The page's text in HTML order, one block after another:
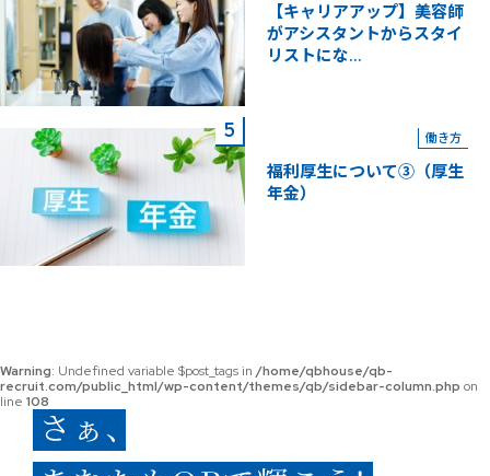
【キャリアアップ】美容師
がアシスタントからスタイ
リストにな...
働き方
福利厚生について③（厚生
年金）
Warning: Undefined variable $post_tags in /home/qbhouse/qb-
recruit.com/public_html/wp-content/themes/qb/sidebar-column.php on
line 108